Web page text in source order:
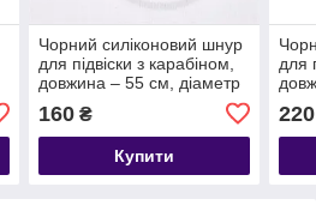
Чорний силіконовий шнур
для підвіски з карабіном,
довжина – 55 см, діаметр
160₴
Купити
для
220